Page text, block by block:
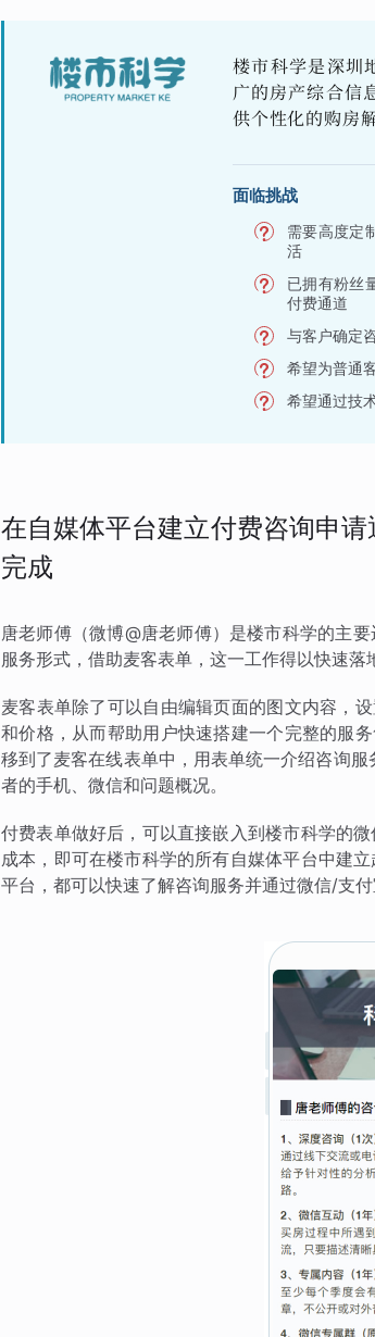
楼市科学是深圳
广的房产综合信
供个性化的购房
面临挑战
需要高度定
活
已拥有粉丝
付费通道
与客户确定
希望为普通
希望通过技
在自媒体平台建立付费咨询申
完成
唐老师傅（微博@唐老师傅）是楼市科学的主
服务形式，借助麦客表单，这一工作得以快速落
麦客表单除了可以自由编辑页面的图文内容，
和价格，从而帮助用户快速搭建一个完整的服
移到了麦客在线表单中，用表单统一介绍咨询
者的手机、微信和问题概况。
付费表单做好后，可以直接嵌入到楼市科学的
成本，即可在楼市科学的所有自媒体平台中建
平台，都可以快速了解咨询服务并通过微信/支付